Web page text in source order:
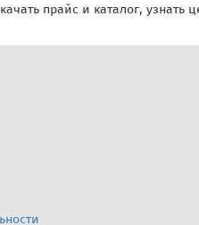
прайс и каталог, узнать